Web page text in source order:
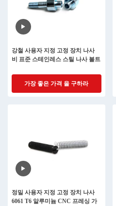
강철 사용자 지정 고정 장치 나사
비 표준 스테인레스 스틸 나사 볼트
가장 좋은 가격 을 구하라
정밀 사용자 지정 고정 장치 나사
6061 T6 알루미늄 CNC 프레싱 가